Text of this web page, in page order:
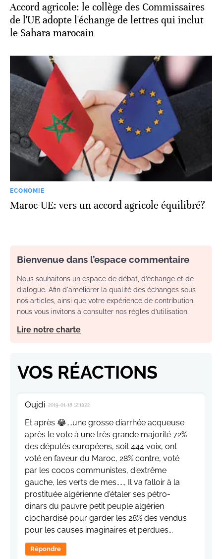
Accord agricole: le collège des Commissaires
de l'UE adopte l'échange de lettres qui inclut
le Sahara marocain
ECONOMIE
Maroc-UE: vers un accord agricole équilibré?
Bienvenue dans l’espace commentaire
Nous souhaitons un espace de débat, d’échange et de
dialogue. Afin d'améliorer la qualité des échanges sous
nos articles, ainsi que votre expérience de contribution,
nous vous invitons à consulter nos règles d’utilisation.
Lire notre charte
VOS RÉACTIONS
Oujdi 2019-01-18 12:13:22
Et après 😂....une grosse diarrhée acqueuse
après le vote à une très grande majorité 72%
des députés européens, soit 444 voix, ont
voté en faveur du Maroc, 28% contre, voté
par les cocos communistes, d'extrême
gauche, les verts de mes....., Il va falloir à la
prostituée algérienne d'étaler ses pétro-
dinars du pauvre petit peuple algérien
clochardisé pour garder les 28% des vendus
pour les causes imaginaires et perdues...
Répondre